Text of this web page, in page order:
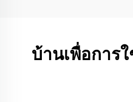
บ้านเพื่อการ